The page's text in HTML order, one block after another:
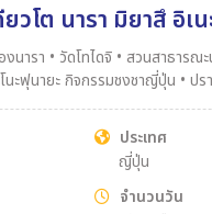
โต นารา มิยาสึ อิเ
มิสึ • ถนนกาน้ำ
ประเทศ
ญี่ปุ่น
จำนวนวัน